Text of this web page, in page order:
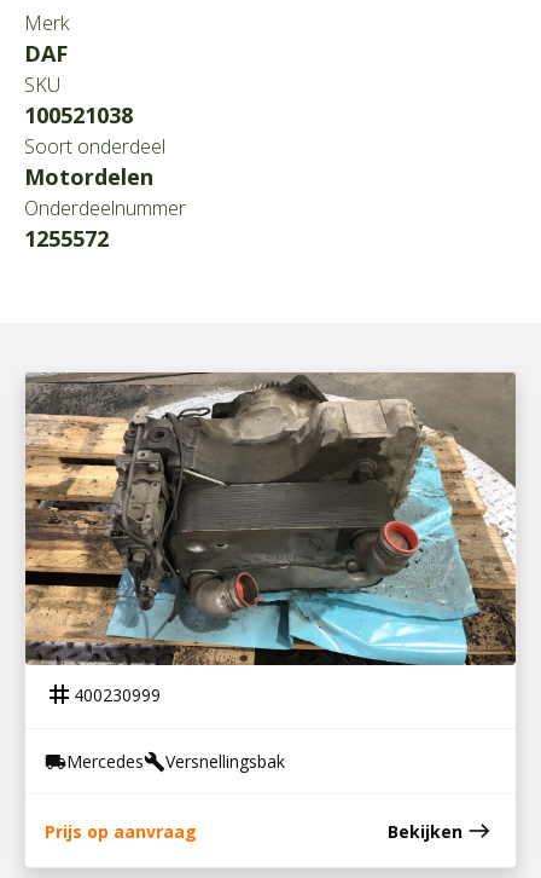
Merk
DAF
SKU
100521038
Soort onderdeel
Motordelen
Onderdeelnummer
1255572
400230999
VOITH R115H RETARDER MB G211-16
tag 400230999
local_shippingMercedesbuildVersnellingsbak
Prijs op aanvraag Bekijken east